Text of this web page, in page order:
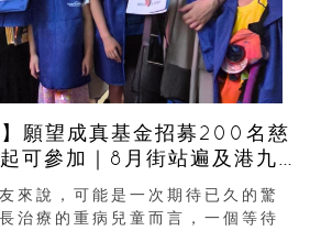
願望成真基金招募200名慈
可參加｜8月街站遍及港九
來說，可能是一次期待已久的驚
治療的重病兒童而言，一個等待